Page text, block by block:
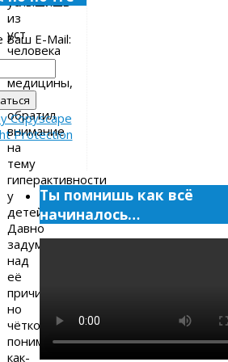
из
уст
человека
медицины,
я
обратил
внимание
на
тему
гиперактивности
у
детей.
Давно
задумывался
над
её
причинами,
но
чёткого
понимания
как-
Ваш E-Mail:
Ты помнишь как всё
начиналось…